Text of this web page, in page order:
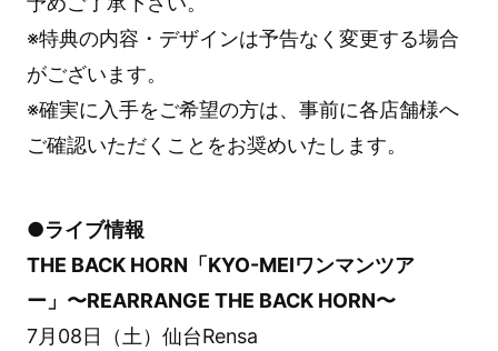
※特典の内容・デザインは予告なく変更する場合
がございます。
※確実に入手をご希望の方は、事前に各店舗様へ
ご確認いただくことをお奨めいたします。
●ライブ情報
THE BACK HORN「KYO-MEIワンマンツア
ー」〜REARRANGE THE BACK HORN〜
7月08日（土）仙台Rensa